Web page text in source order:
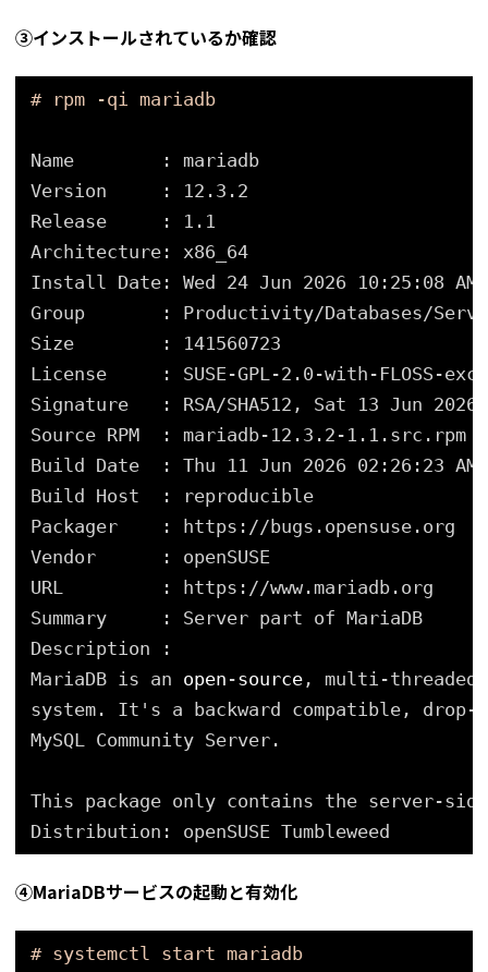
③インストールされているか確認
# rpm -qi mariadb
Name        : mariadb
Version     : 12.3.2
Release     : 1.1
Architecture: x86_64
Install Date: Wed 24 Jun 2026 10:25:08 AM
Group       : Productivity/Databases/
Size        : 141560723
License     : SUSE-GPL-2.0-with-FLOSS-
Signature   : RSA/SHA512 , Sat 13 Jun 2026
Source RPM  : mariadb-12.3.2-1.1.src.rpm
Build Date  : Thu 11 Jun 2026 02:26:23 AM
Build Host  : reproducible
Packager    : https: //bugs .opensuse.org
Vendor      : openSUSE
URL         : https: //www .mariadb.org
Summary     : Server part of MariaDB
Description :
MariaDB is an open -source , multi-threaded,
system. It's a backward compatible, drop-
MySQL Community Server.
This package only contains the server-
Distribution: openSUSE Tumbleweed
④MariaDBサービスの起動と有効化
# systemctl start mariadb